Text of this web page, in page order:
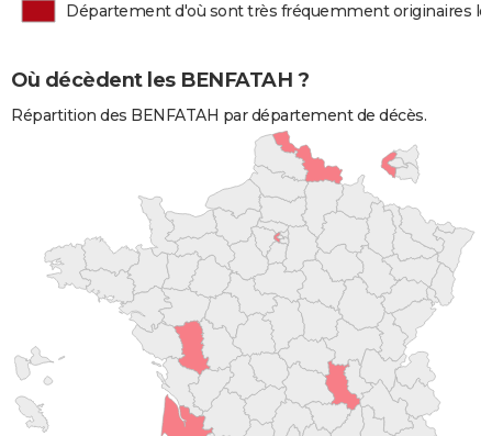
Département d'où sont très fréquemment originaires
Où décèdent les BENFATAH ?
Répartition des BENFATAH par département de décès.